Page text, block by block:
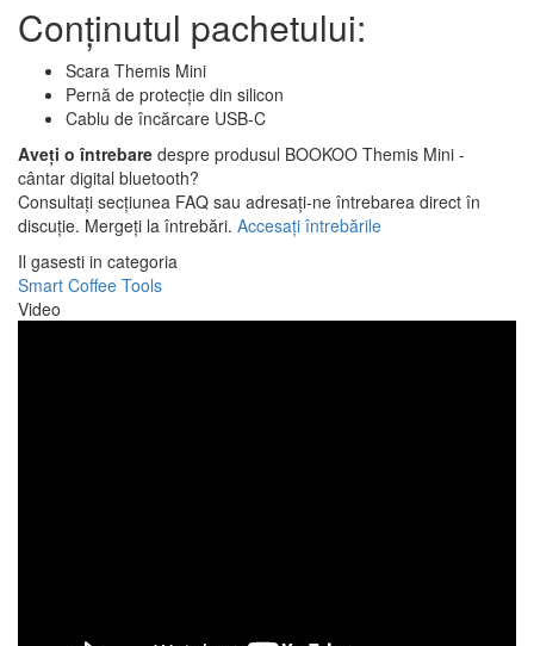
Conținutul pachetului:
Scara Themis Mini
Pernă de protecție din silicon
Cablu de încărcare USB-C
Aveți o întrebare despre produsul BOOKOO Themis Mini -
cântar digital bluetooth?
Consultați secțiunea FAQ sau adresați-ne întrebarea direct în
discuție. Mergeți la întrebări. Accesați întrebările
Il gasesti in categoria
Smart Coffee Tools
Video